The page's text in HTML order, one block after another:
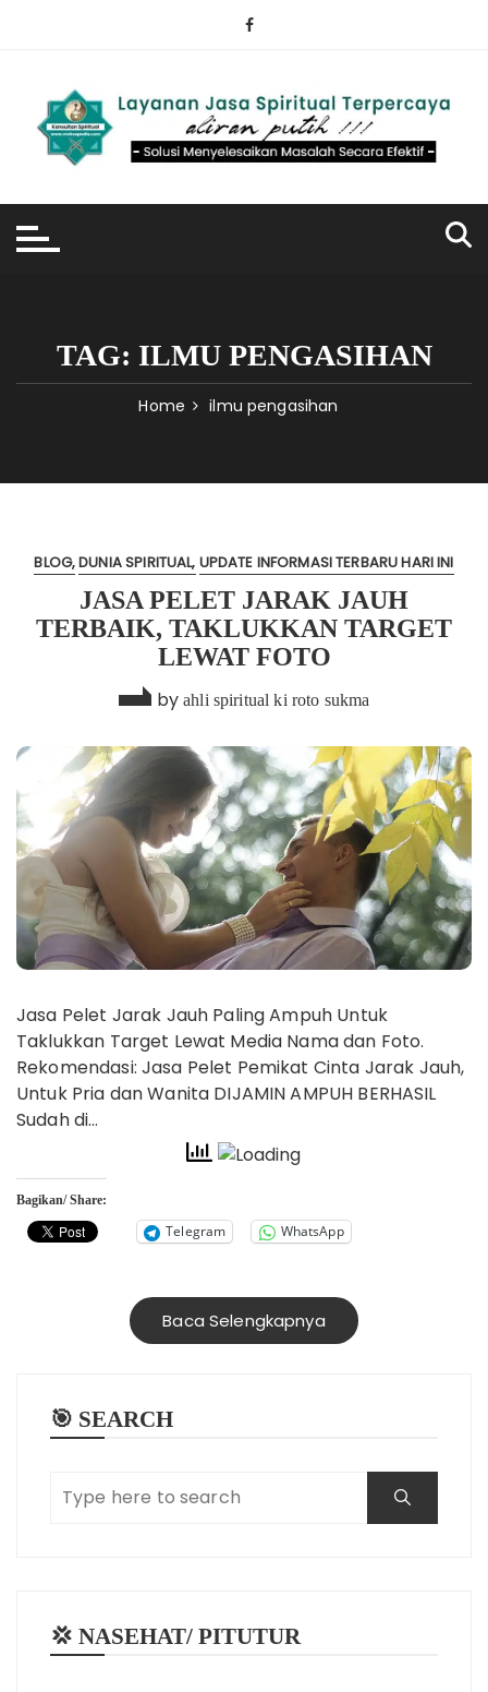
TAG: ILMU PENGASIHAN
Home ilmu pengasihan
BLOG DUNIA SPIRITUAL UPDATE INFORMASI TERBARU HARI INI
JASA PELET JARAK JAUH
TERBAIK, TAKLUKKAN TARGET
LEWAT FOTO‎
byahli spiritual ki roto sukma
Jasa Pelet Jarak Jauh Paling Ampuh Untuk
Taklukkan Target Lewat Media Nama dan Foto‎.
Rekomendasi: Jasa Pelet Pemikat Cinta Jarak Jauh,
Untuk Pria dan Wanita DIJAMIN AMPUH BERHASIL
Sudah di…
Bagikan/ Share:
Telegram WhatsApp
Baca Selengkapnya
🎯 SEARCH
💢 NASEHAT/ PITUTUR